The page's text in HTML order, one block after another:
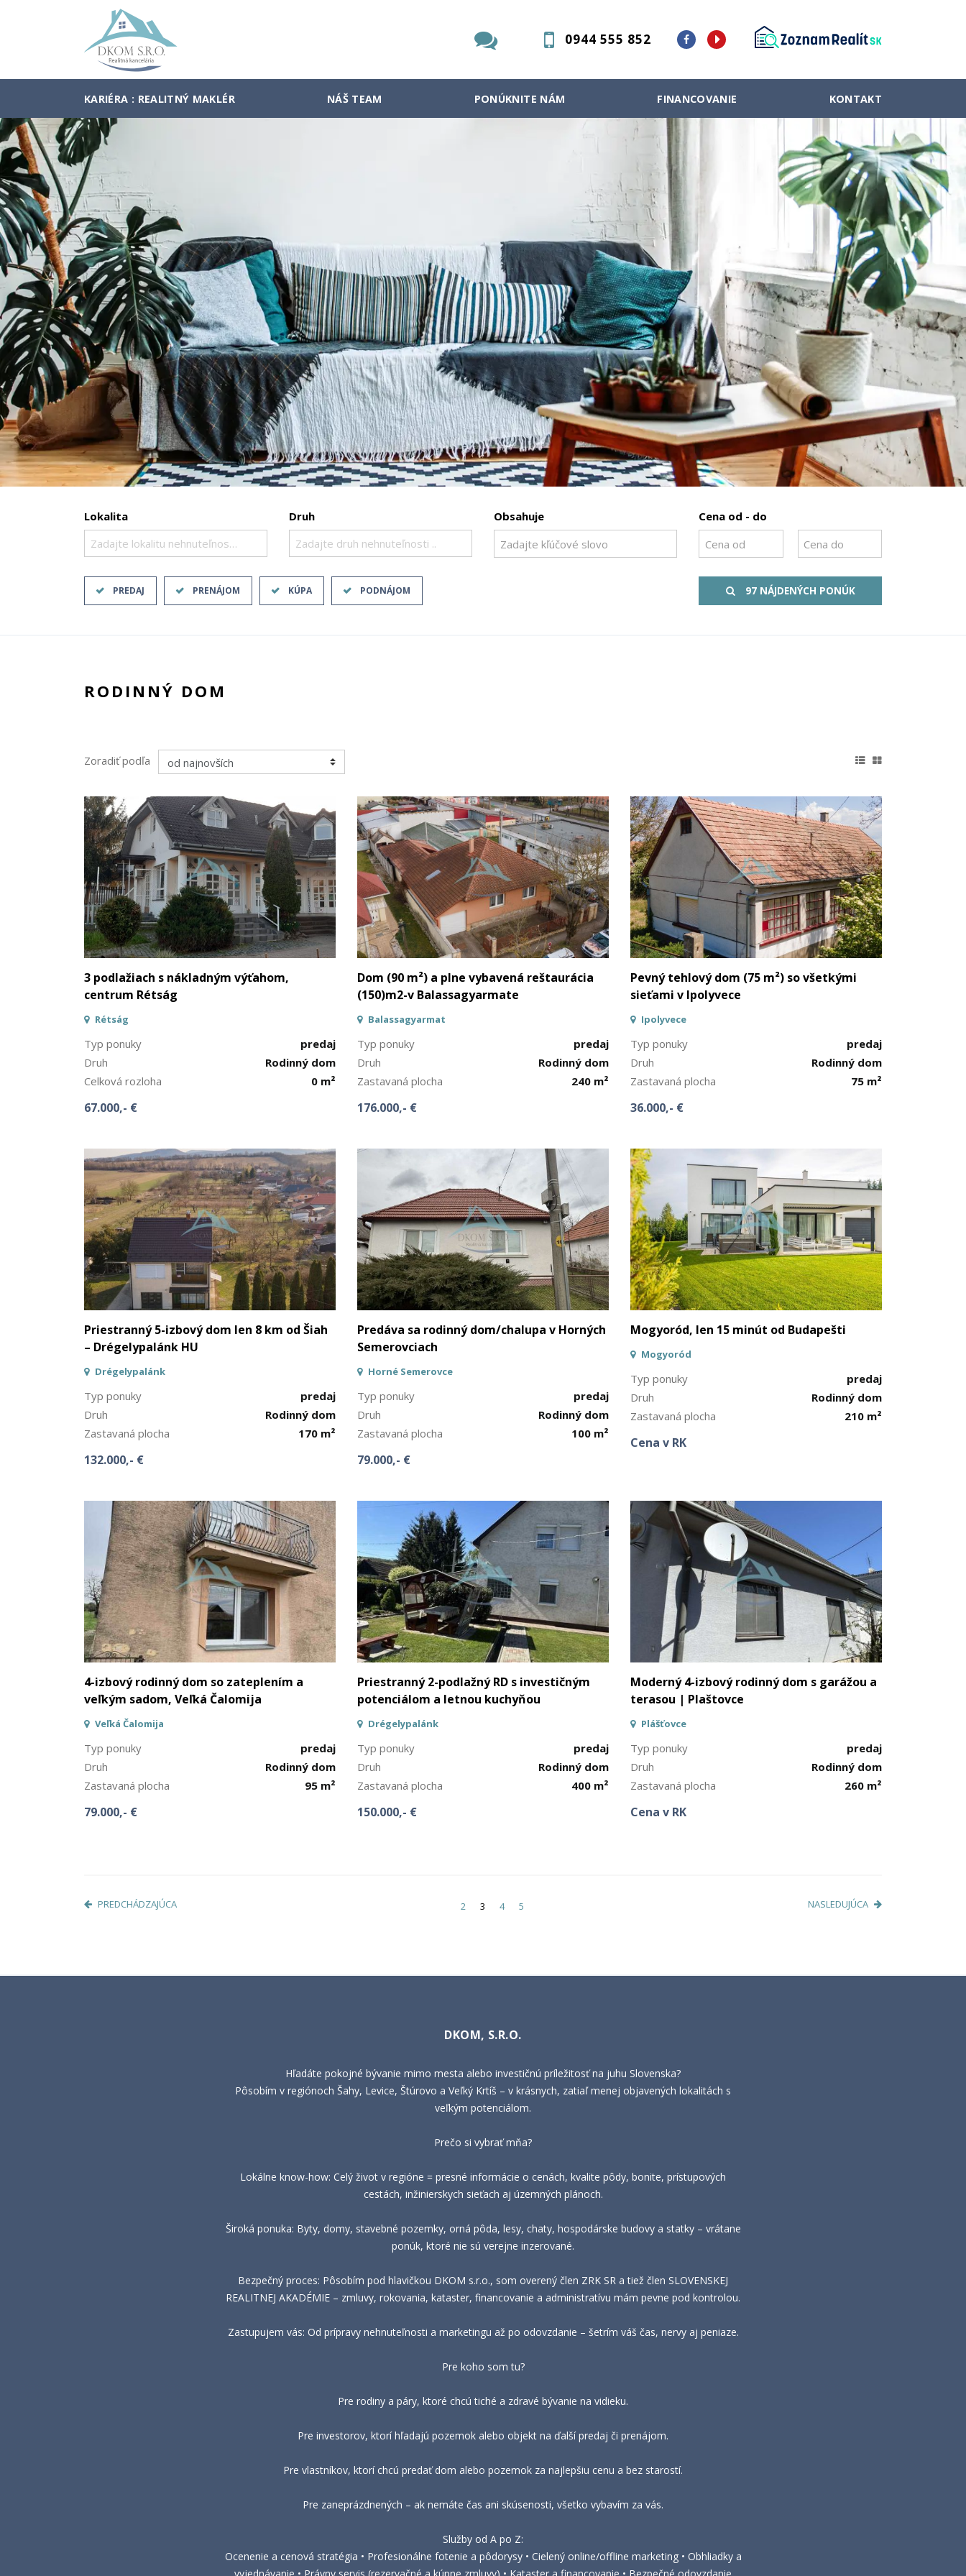
0944 555 852
KARIÉRA : REALITNÝ MAKLÉR NÁŠ TEAM PONÚKNITE NÁM FINANCOVANIE KONTAKT
Lokalita
Zadajte lokalitu nehnuteľnosti ..
Druh
Zadajte druh nehnuteľnosti ..
Obsahuje Cena od - do
PREDAJ PRENÁJOM KÚPA PODNÁJOM 97 NÁJDENÝCH PONÚK
RODINNÝ DOM
Zoradiť podľa
3 podlažiach s nákladným výťahom,
centrum Rétság
Rétság
Typ ponuky
predaj
Druh
Rodinný dom
Celková rozloha
0 m²
67.000,- €
Dom (90 m²) a plne vybavená reštaurácia
(150)m2-v Balassagyarmate
Balassagyarmat
Typ ponuky
predaj
Druh
Rodinný dom
Zastavaná plocha
240 m²
176.000,- €
Pevný tehlový dom (75 m²) so všetkými
sieťami v Ipolyvece
Ipolyvece
Typ ponuky
predaj
Druh
Rodinný dom
Zastavaná plocha
75 m²
36.000,- €
Priestranný 5-izbový dom len 8 km od Šiah
– Drégelypalánk HU
Drégelypalánk
Typ ponuky
predaj
Druh
Rodinný dom
Zastavaná plocha
170 m²
132.000,- €
Predáva sa rodinný dom/chalupa v Horných
Semerovciach
Horné Semerovce
Typ ponuky
predaj
Druh
Rodinný dom
Zastavaná plocha
100 m²
79.000,- €
Mogyoród, len 15 minút od Budapešti
Mogyoród
Typ ponuky
predaj
Druh
Rodinný dom
Zastavaná plocha
210 m²
Cena v RK
4-izbový rodinný dom so zateplením a
veľkým sadom, Veľká Čalomija
Veľká Čalomija
Typ ponuky
predaj
Druh
Rodinný dom
Zastavaná plocha
95 m²
79.000,- €
Priestranný 2-podlažný RD s investičným
potenciálom a letnou kuchyňou
Drégelypalánk
Typ ponuky
predaj
Druh
Rodinný dom
Zastavaná plocha
400 m²
150.000,- €
Moderný 4-izbový rodinný dom s garážou a
terasou | Plaštovce
Plášťovce
Typ ponuky
predaj
Druh
Rodinný dom
Zastavaná plocha
260 m²
Cena v RK
PREDCHÁDZAJÚCA 2 3 4 5 NASLEDUJÚCA
DKOM, S.R.O.
Hľadáte pokojné bývanie mimo mesta alebo investičnú príležitosť na juhu Slovenska?
Pôsobím v regiónoch Šahy, Levice, Štúrovo a Veľký Krtíš – v krásnych, zatiaľ menej objavených lokalitách s
veľkým potenciálom.
Prečo si vybrať mňa?
Lokálne know-how: Celý život v regióne = presné informácie o cenách, kvalite pôdy, bonite, prístupových
cestách, inžinierskych sieťach aj územných plánoch.
Široká ponuka: Byty, domy, stavebné pozemky, orná pôda, lesy, chaty, hospodárske budovy a statky – vrátane
ponúk, ktoré nie sú verejne inzerované.
Bezpečný proces: Pôsobím pod hlavičkou DKOM s.r.o., som overený člen ZRK SR a tiež člen SLOVENSKEJ
REALITNEJ AKADÉMIE – zmluvy, rokovania, kataster, financovanie a administratívu mám pevne pod kontrolou.
Zastupujem vás: Od prípravy nehnuteľnosti a marketingu až po odovzdanie – šetrím váš čas, nervy aj peniaze.
Pre koho som tu?
Pre rodiny a páry, ktoré chcú tiché a zdravé bývanie na vidieku.
Pre investorov, ktorí hľadajú pozemok alebo objekt na ďalší predaj či prenájom.
Pre vlastníkov, ktorí chcú predať dom alebo pozemok za najlepšiu cenu a bez starostí.
Pre zaneprázdnených – ak nemáte čas ani skúsenosti, všetko vybavím za vás.
Služby od A po Z:
Ocenenie a cenová stratégia • Profesionálne fotenie a pôdorysy • Cielený online/offline marketing • Obhliadky a
vyjednávanie • Právny servis (rezervačné a kúpne zmluvy) • Kataster a financovanie • Bezpečné odovzdanie